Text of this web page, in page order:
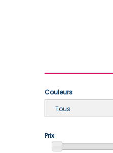
Couleurs
Prix